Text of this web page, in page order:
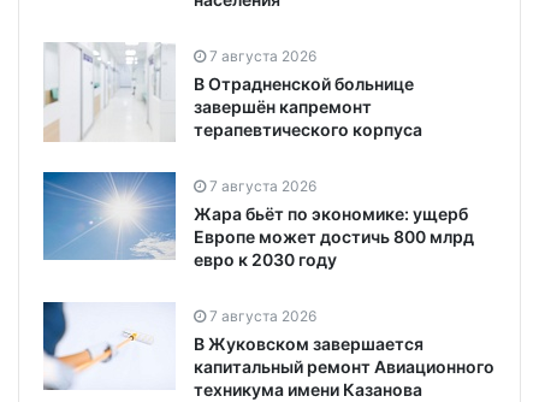
7 августа 2026
В Отрадненской больнице
завершён капремонт
терапевтического корпуса
7 августа 2026
Жара бьёт по экономике: ущерб
Европе может достичь 800 млрд
евро к 2030 году
7 августа 2026
В Жуковском завершается
капитальный ремонт Авиационного
техникума имени Казанова